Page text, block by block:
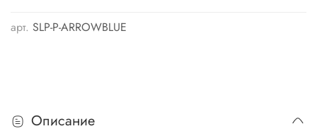
арт. SLP-P-ARROWBLUE
Описание